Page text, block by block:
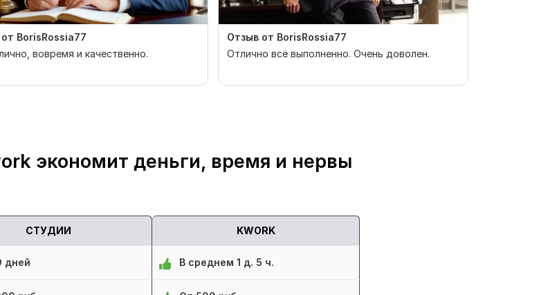
BorisRossia77
вовремя и качественно.
Отзыв от BorisRossia77
Отлично всё выполненно. Очень доволен.
экономит деньги, время и нервы
СТУДИИ KWORK
дней В среднем 1 д. 5 ч.